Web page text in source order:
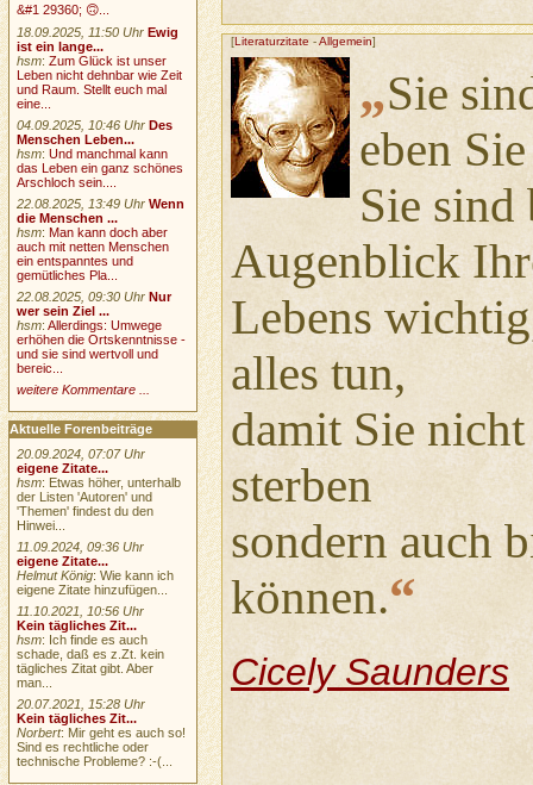
[Literaturzitate -Allgemein]
„Sie
eben
Sie sind
Augenblick
Lebens
alles tun,
damit Sie
sterben
sondern auch
können.“
Cicely Saunders
&#1 29360; 🙃...
18.09.2025, 11:50 Uhr Ewig
ist ein lange...
hsm:Zum Glück ist unser
Leben nicht dehnbar wie Zeit
und Raum. Stellt euch mal
eine...
04.09.2025, 10:46 Uhr Des
Menschen Leben...
hsm:Und manchmal kann
das Leben ein ganz schönes
Arschloch sein....
22.08.2025, 13:49 Uhr Wenn
die Menschen ...
hsm:Man kann doch aber
auch mit netten Menschen
ein entspanntes und
gemütliches Pla...
22.08.2025, 09:30 Uhr Nur
wer sein Ziel ...
hsm:Allerdings: Umwege
erhöhen die Ortskenntnisse -
und sie sind wertvoll und
bereic...
weitere Kommentare ...
Aktuelle Forenbeiträge
20.09.2024, 07:07 Uhr
eigene Zitate...
hsm: Etwas höher, unterhalb
der Listen 'Autoren' und
'Themen' findest du den
Hinwei...
11.09.2024, 09:36 Uhr
eigene Zitate...
Helmut König: Wie kann ich
eigene Zitate hinzufügen...
11.10.2021, 10:56 Uhr
Kein tägliches Zit...
hsm: Ich finde es auch
schade, daß es z.Zt. kein
tägliches Zitat gibt. Aber
man...
20.07.2021, 15:28 Uhr
Kein tägliches Zit...
Norbert: Mir geht es auch so!
Sind es rechtliche oder
technische Probleme? :-(...